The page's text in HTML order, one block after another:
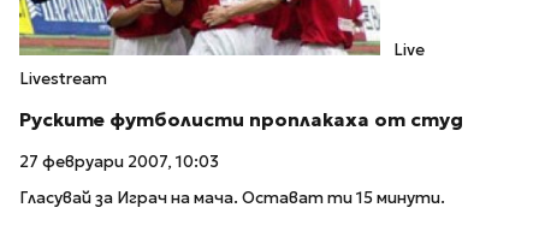
Live
Livestream
Руските футболисти проплакаха от студ
27 февруари 2007, 10:03
Гласувай за Играч на мача. Остават ти 15 минути.